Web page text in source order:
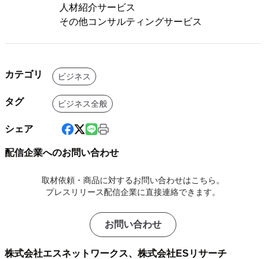
人材紹介サービス
その他コンサルティングサービス
カテゴリ ビジネス
タグ ビジネス全般
シェア
配信企業へのお問い合わせ
取材依頼・商品に対するお問い合わせはこちら。
プレスリリース配信企業に直接連絡できます。
お問い合わせ
株式会社エスネットワークス、株式会社ESリサーチ